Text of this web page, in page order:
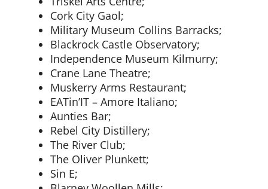
Cork City Gaol;
Military Museum Collins Barracks;
Blackrock Castle Observatory;
Independence Museum Kilmurry;
Crane Lane Theatre;
Muskerry Arms Restaurant;
EATin’IT – Amore Italiano;
Aunties Bar;
Rebel City Distillery;
The River Club;
The Oliver Plunkett;
Sin E;